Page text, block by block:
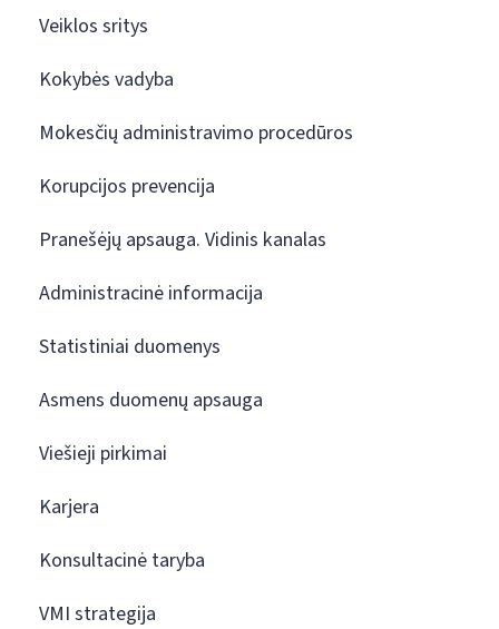
Veiklos sritys
Kokybės vadyba
Mokesčių administravimo procedūros
Korupcijos prevencija
Pranešėjų apsauga. Vidinis kanalas
Administracinė informacija
Statistiniai duomenys
Asmens duomenų apsauga
Viešieji pirkimai
Karjera
Konsultacinė taryba
VMI strategija